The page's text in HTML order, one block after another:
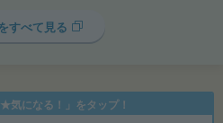
すべて見る
気になる！」をタップ！